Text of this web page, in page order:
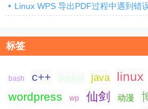
Linux WPS 导出PDF过程中遇到错
标签
bash c++ docker java linux
wordpress wp 仙剑 动漫